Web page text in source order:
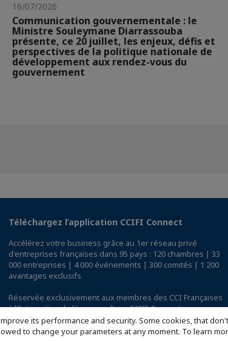
its performance and security. Some cookies, that
to change your parameters at any moment. To learn
16/07/2026
Communication gouvernementale : le
Ministre Souleymane Diarrassouba
présente, ce 20 juillet, les enjeux, défis et
perspectives de la politique nationale de
développement aux rendez-vous du
gouvernement
Téléchargez l’application CCIFI Connect
Accélérez votre business grâce au 1er réseau privé
d'entreprises françaises dans 95 pays : 120 chambres | 33
000 entreprises | 4 000 événements | 300 comités | 1 200
avantages exclusifs
Réservée exclusivement aux membres des CCI Françaises
à l'International,découvrez l'app CCIFI Connect.